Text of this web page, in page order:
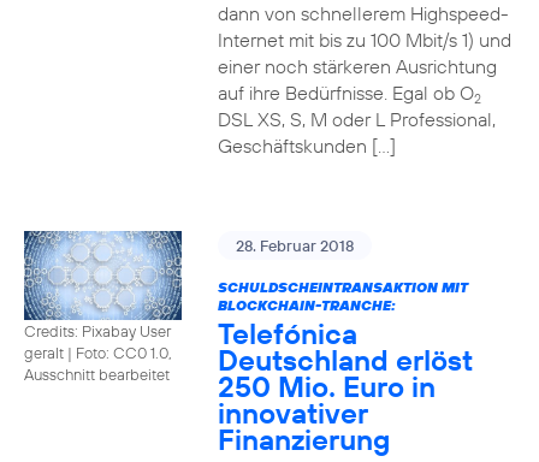
dann von schnellerem Highspeed-
Internet mit bis zu 100 Mbit/s 1) und
einer noch stärkeren Ausrichtung
auf ihre Bedürfnisse. Egal ob O2
DSL XS, S, M oder L Professional,
Geschäftskunden […]
Credits: Pixabay User
geralt | Foto: CC0 1.0,
Ausschnitt bearbeitet
28. Februar 2018
SCHULDSCHEINTRANSAKTION MIT
BLOCKCHAIN-TRANCHE:
Telefónica
Deutschland erlöst
250 Mio. Euro in
innovativer
Finanzierung